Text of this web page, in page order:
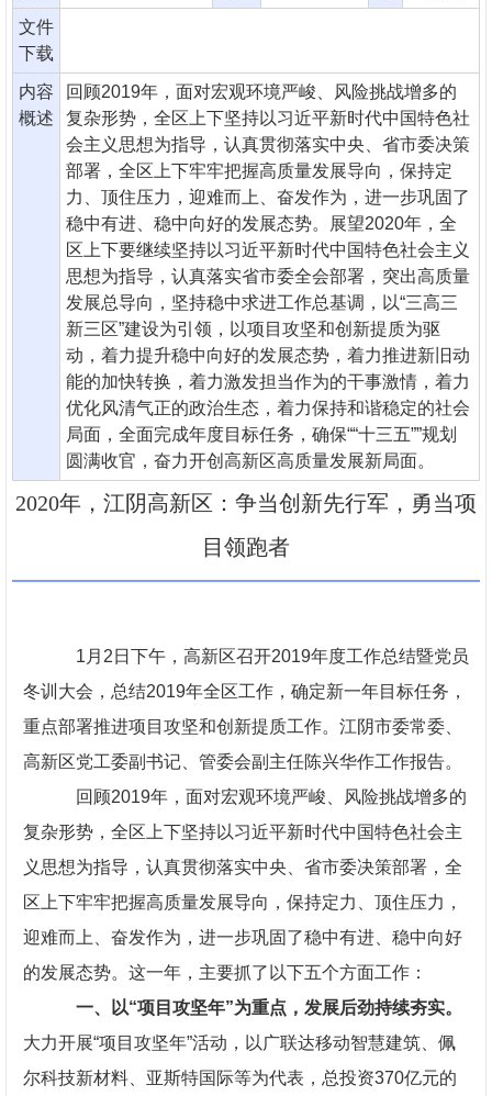
文件
下载
内容
概述
回顾2019年，面对宏观环境严峻、风险挑战增多的
复杂形势，全区上下坚持以习近平新时代中国特色社
会主义思想为指导，认真贯彻落实中央、省市委决策
部署，全区上下牢牢把握高质量发展导向，保持定
力、顶住压力，迎难而上、奋发作为，进一步巩固了
稳中有进、稳中向好的发展态势。展望2020年，全
区上下要继续坚持以习近平新时代中国特色社会主义
思想为指导，认真落实省市委全会部署，突出高质量
发展总导向，坚持稳中求进工作总基调，以“三高三
新三区”建设为引领，以项目攻坚和创新提质为驱
动，着力提升稳中向好的发展态势，着力推进新旧动
能的加快转换，着力激发担当作为的干事激情，着力
优化风清气正的政治生态，着力保持和谐稳定的社会
局面，全面完成年度目标任务，确保““十三五””规划
圆满收官，奋力开创高新区高质量发展新局面。
2020年，江阴高新区：争当创新先行军，勇当项
目领跑者
1月2日下午，高新区召开2019年度工作总结暨党员
冬训大会，总结2019年全区工作，确定新一年目标任务，
重点部署推进项目攻坚和创新提质工作。江阴市委常委、
高新区党工委副书记、管委会副主任陈兴华作工作报告。
回顾2019年，面对宏观环境严峻、风险挑战增多的
复杂形势，全区上下坚持以习近平新时代中国特色社会主
义思想为指导，认真贯彻落实中央、省市委决策部署，全
区上下牢牢把握高质量发展导向，保持定力、顶住压力，
迎难而上、奋发作为，进一步巩固了稳中有进、稳中向好
的发展态势。这一年，主要抓了以下五个方面工作：
一、以“项目攻坚年”为重点，发展后劲持续夯实。
大力开展“项目攻坚年”活动，以广联达移动智慧建筑、佩
尔科技新材料、亚斯特国际等为代表，总投资370亿元的